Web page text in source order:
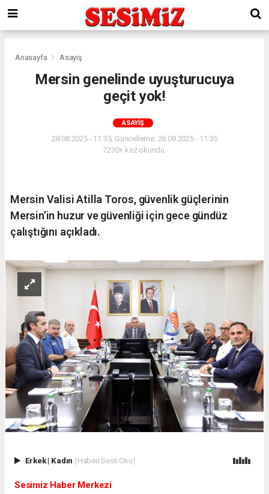
Anasayfa Asayiş
Mersin genelinde uyuşturucuya
geçit yok!
ASAYIŞ
28.08.2025 - 11:35, Güncelleme: 28.08.2025 - 11:35
7230+ kez okundu.
Mersin Valisi Atilla Toros, güvenlik güçlerinin
Mersin’in huzur ve güvenliği için gece gündüz
çalıştığını açıkladı.
Erkek| Kadın (Haberi Sesli Oku)
Sesimiz Haber Merkezi